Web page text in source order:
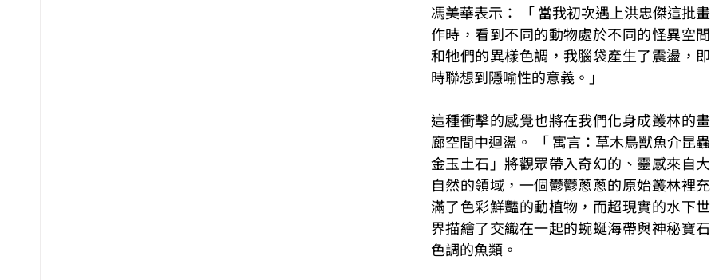
馮美華表示： 「 當我初次遇上洪忠傑這批畫
作時，看到不同的動物處於不同的怪異空間
和牠們的異樣色調，我腦袋產生了震盪，即
時聯想到隱喻性的意義。」
這種衝擊的感覺也將在我們化身成叢林的畫
廊空間中迴盪。 「 寓言：草木鳥獸魚介昆蟲
金玉土石」將觀眾帶入奇幻的、靈感來自大
自然的領域，一個鬱鬱蔥蔥的原始叢林裡充
滿了色彩鮮豔的動植物，而超現實的水下世
界描繪了交織在一起的蜿蜒海帶與神秘寶石
色調的魚類。